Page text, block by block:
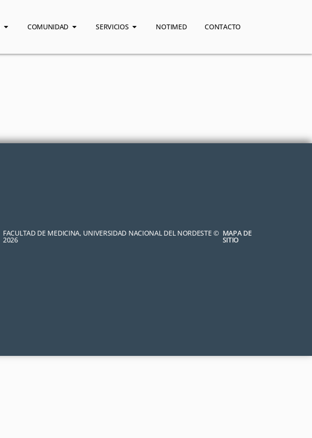
COMUNIDAD SERVICIOS NOTIMED CONTACTO
FACULTAD DE MEDICINA, UNIVERSIDAD NACIONAL DEL NORDESTE ©
2026
MAPA DE
SITIO